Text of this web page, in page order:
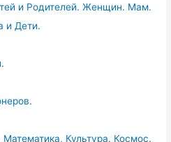
и Родителей. Женщин. Мам.
и Дети.
Культура. Космос.